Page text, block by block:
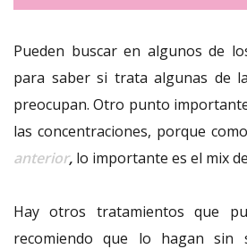
Pueden buscar en algunos de
para saber si trata algunas de
preocupan. Otro punto
las concentraciones, porque como
anterior, lo importante es el mix
Hay otros tratamientos que
recomiendo que lo hagan sin